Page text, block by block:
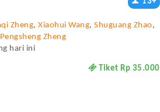
Zheng,Xiaohui Wang,Shuguang Zhao,
Pengsheng Zheng
hari ini
Tiket Rp 35.000